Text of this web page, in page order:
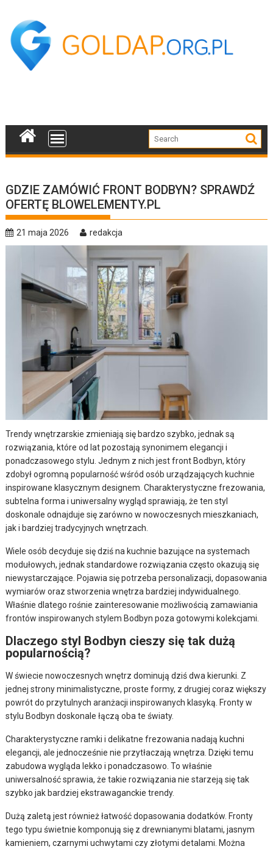
content
GDZIE ZAMÓWIĆ FRONT BODBYN? SPRAWDŹ
OFERTĘ BLOWELEMENTY.PL
21 maja 2026 redakcja
Trendy wnętrzarskie zmieniają się bardzo szybko, jednak są
rozwiązania, które od lat pozostają synonimem elegancji i
ponadczasowego stylu. Jednym z nich jest front Bodbyn, który
zdobył ogromną popularność wśród osób urządzających kuchnie
inspirowane klasycznym designem. Charakterystyczne frezowania,
subtelna forma i uniwersalny wygląd sprawiają, że ten styl
doskonale odnajduje się zarówno w nowoczesnych mieszkaniach,
jak i bardziej tradycyjnych wnętrzach.
Wiele osób decyduje się dziś na kuchnie bazujące na systemach
modułowych, jednak standardowe rozwiązania często okazują się
niewystarczające. Pojawia się potrzeba personalizacji, dopasowania
wymiarów oraz stworzenia wnętrza bardziej indywidualnego.
Właśnie dlatego rośnie zainteresowanie możliwością zamawiania
frontów inspirowanych stylem Bodbyn poza gotowymi kolekcjami.
Dlaczego styl Bodbyn cieszy się tak dużą
popularnością?
W świecie nowoczesnych wnętrz dominują dziś dwa kierunki. Z
jednej strony minimalistyczne, proste formy, z drugiej coraz większy
powrót do przytulnych aranżacji inspirowanych klasyką. Fronty w
stylu Bodbyn doskonale łączą oba te światy.
Charakterystyczne ramki i delikatne frezowania nadają kuchni
elegancji, ale jednocześnie nie przytłaczają wnętrza. Dzięki temu
zabudowa wygląda lekko i ponadczasowo. To właśnie
uniwersalność sprawia, że takie rozwiązania nie starzeją się tak
szybko jak bardziej ekstrawaganckie trendy.
Dużą zaletą jest również łatwość dopasowania dodatków. Fronty
tego typu świetnie komponują się z drewnianymi blatami, jasnym
kamieniem, czarnymi uchwytami czy złotymi detalami. Można